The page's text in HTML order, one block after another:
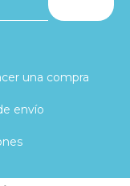
una compra
envío